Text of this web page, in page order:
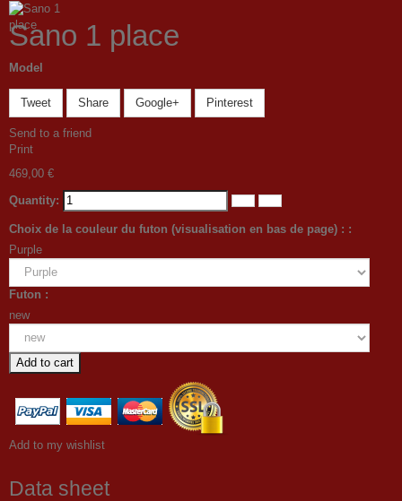
Sano 1 place
Model
Tweet Share Google+ Pinterest
Send to a friend
Print
469,00 €
Quantity:
Choix de la couleur du futon (visualisation en bas de page) : :
Purple
Futon :
new
Add to cart
Add to my wishlist
Data sheet